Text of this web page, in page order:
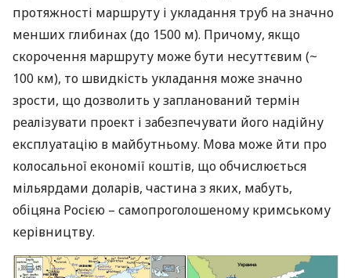
протяжності маршруту і укладання труб на значно
менших глибинах (до 1500 м). Причому, якщо
скорочення маршруту може бути несуттєвим (~
100 км), то швидкість укладання може значно
зрости, що дозволить у запланований термін
реалізувати проект і забезпечувати його надійну
експлуатацію в майбутньому. Мова може йти про
колосальної економії коштів, що обчислюється
мільярдами доларів, частина з яких, мабуть,
обіцяна Росією – самопроголошеному кримському
керівництву.